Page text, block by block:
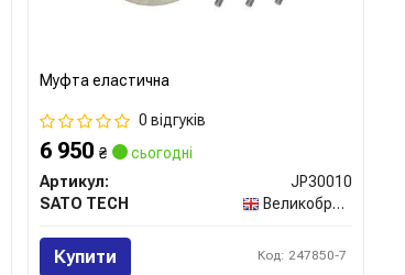
Муфта еластична
0 відгуків
6 950₴
сьогодні
Артикул:
JP30010
SATO TECH
Великобританія
Купити Код: 247850-7